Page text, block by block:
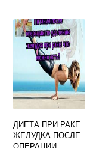
ДИЕТА ПРИ РАКЕ
ЖЕЛУДКА ПОСЛЕ
ОПЕРАЦИИ